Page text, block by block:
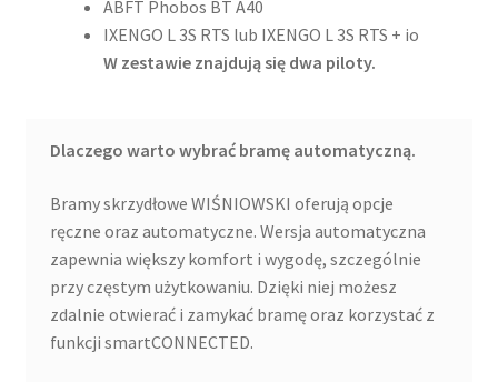
ABFT Phobos BT A40
IXENGO L 3S RTS lub IXENGO L 3S RTS + io
W zestawie znajdują się dwa piloty.
Dlaczego warto wybrać bramę automatyczną.
Bramy skrzydłowe WIŚNIOWSKI oferują opcje
ręczne oraz automatyczne. Wersja automatyczna
zapewnia większy komfort i wygodę, szczególnie
przy częstym użytkowaniu. Dzięki niej możesz
zdalnie otwierać i zamykać bramę oraz korzystać z
funkcji smartCONNECTED.